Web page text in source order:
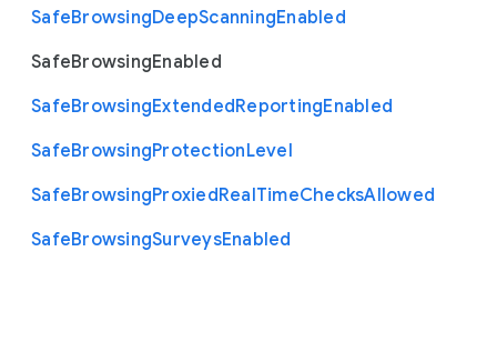
SafeBrowsingDeepScanningEnabled
SafeBrowsingEnabled
SafeBrowsingExtendedReportingEnabled
SafeBrowsingProtectionLevel
SafeBrowsingProxiedRealTimeChecksAllowed
SafeBrowsingSurveysEnabled